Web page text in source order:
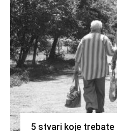
5 stvari koje trebate